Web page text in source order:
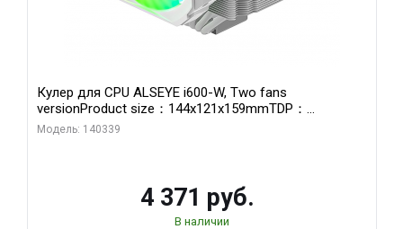
Кулер для CPU ALSEYE i600-W, Two fans
versionProduct size：144x121x159mmTDP：
270WSoldering technology CD textureApplication:Intel：
Модель: 140339
4 371 руб.
В наличии